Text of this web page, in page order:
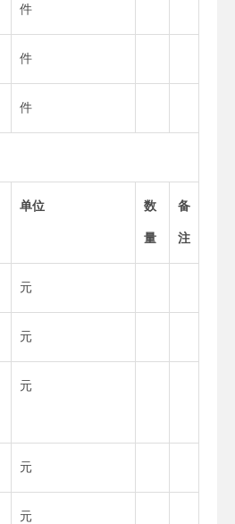
件
件
件
单位 数
量
备
注
元
元
元
元
元